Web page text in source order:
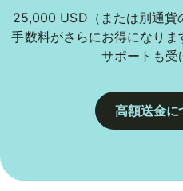
25,000 USD（または別通貨
手数料がさらにお得になり
サポートも受
高額送金に